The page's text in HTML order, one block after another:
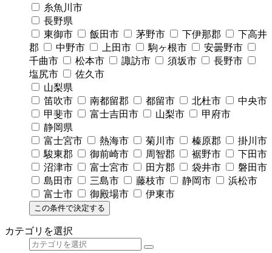
糸魚川市
長野県
東御市
飯田市 茅野市 下伊那郡
下高井
郡
中野市 上田市 駒ヶ根市
安曇野市
千曲市
松本市 諏訪市 須坂市
長野市
塩尻市
佐久市
山梨県
笛吹市
南都留郡 都留市 北杜市
中央市
甲斐市
富士吉田市 山梨市
甲府市
静岡県
富士宮市
熱海市 菊川市 榛原郡
掛川市
駿東郡
御前崎市 周智郡 裾野市
下田市
沼津市
富士宮市 田方郡 袋井市
磐田市
島田市
三島市 藤枝市 静岡市
浜松市
富士市
御殿場市 伊東市
この条件で決定する
カテゴリを選択